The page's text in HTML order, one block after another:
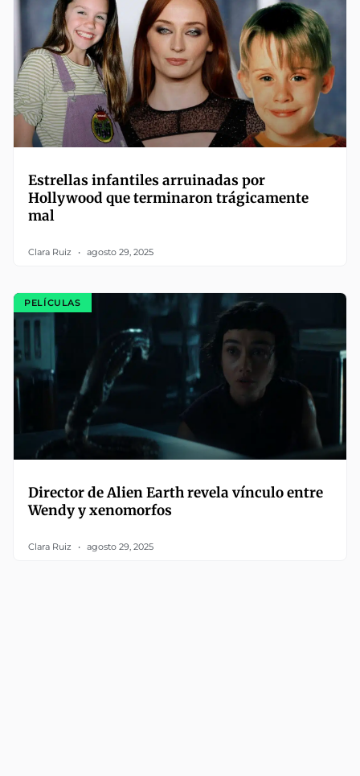
Estrellas infantiles arruinadas por
Hollywood que terminaron trágicamente
mal
Clara Ruiz agosto 29, 2025
PELÍCULAS
Director de Alien Earth revela vínculo entre
Wendy y xenomorfos
Clara Ruiz agosto 29, 2025